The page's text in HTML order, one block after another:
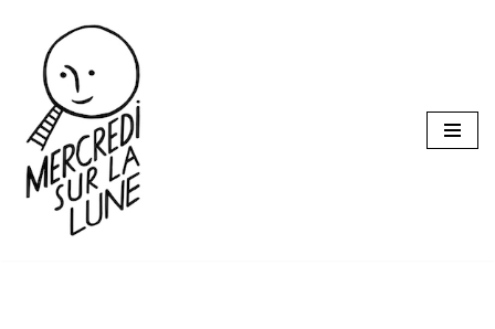
Aller
contenu